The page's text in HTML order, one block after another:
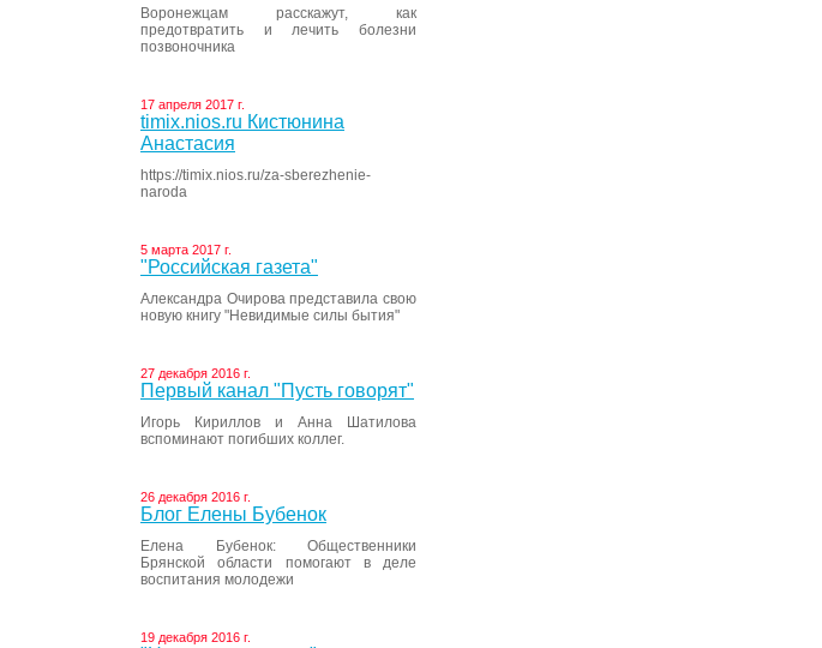
Воронежцам расскажут, как
предотвратить и лечить болезни
позвоночника
17 апреля 2017 г.
timix.nios.ru Кистюнина
Анастасия
https://timix.nios.ru/za-sberezhenie-
naroda
5 марта 2017 г.
"Российская газета"
Александра Очирова представила свою
новую книгу "Невидимые силы бытия"
27 декабря 2016 г.
Первый канал "Пусть говорят"
Игорь Кириллов и Анна Шатилова
вспоминают погибших коллег.
26 декабря 2016 г.
Блог Елены Бубенок
Елена Бубенок: Общественники
Брянской области помогают в деле
воспитания молодежи
19 декабря 2016 г.